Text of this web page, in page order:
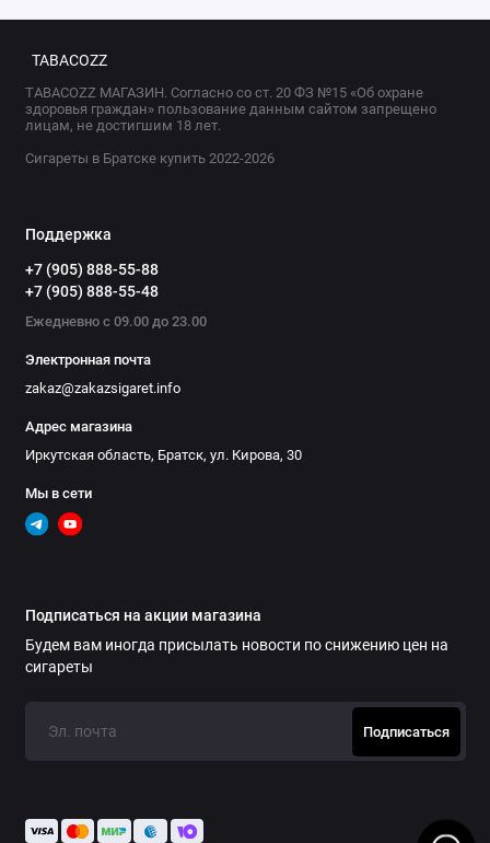
TABACOZZ
TABACOZZ МАГАЗИН. Согласно со ст. 20 ФЗ №15 «Об охране
здоровья граждан» пользование данным сайтом запрещено
лицам, не достигшим 18 лет.
Сигареты в Братске купить 2022-2026
Поддержка
+7 (905) 888-55-88
+7 (905) 888-55-48
Ежедневно с 09.00 до 23.00
Электронная почта
zakaz@zakazsigaret.info
Адрес магазина
Иркутская область, Братск, ул. Кирова, 30
Мы в сети
Подписаться на акции магазина
Будем вам иногда присылать новости по снижению цен на
сигареты
Подписаться